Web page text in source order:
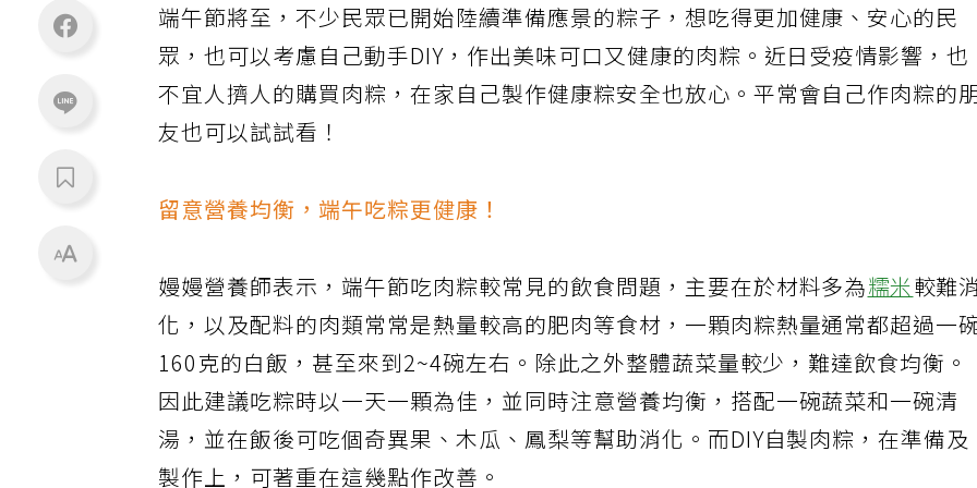
端午節將至，不少民眾已開始陸續準備應景的粽子，想吃得更加健康、安心的民
眾，也可以考慮自己動手DIY，作出美味可口又健康的肉粽。近日受疫情影響，也
不宜人擠人的購買肉粽，在家自己製作健康粽安全也放心。平常會自己作肉粽的
友也可以試試看！
留意營養均衡，端午吃粽更健康！
嫚嫚營養師表示，端午節吃肉粽較常見的飲食問題，主要在於材料多為糯米較難消
化，以及配料的肉類常常是熱量較高的肥肉等食材，一顆肉粽熱量通常都超過一
160克的白飯，甚至來到2~4碗左右。除此之外整體蔬菜量較少，難達飲食均衡。
因此建議吃粽時以一天一顆為佳，並同時注意營養均衡，搭配一碗蔬菜和一碗清
湯，並在飯後可吃個奇異果、木瓜、鳳梨等幫助消化。而DIY自製肉粽，在準備及